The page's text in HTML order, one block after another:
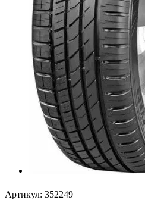
Артикул: 352249